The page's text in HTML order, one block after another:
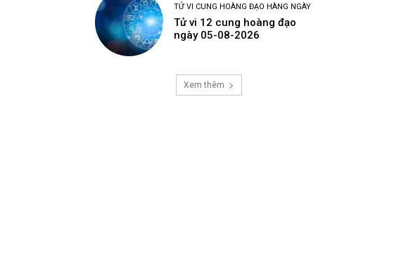
TỬ VI CUNG HOÀNG ĐẠO HÀNG NGÀY
Tử vi 12 cung hoàng đạo
ngày 05-08-2026
Xem thêm